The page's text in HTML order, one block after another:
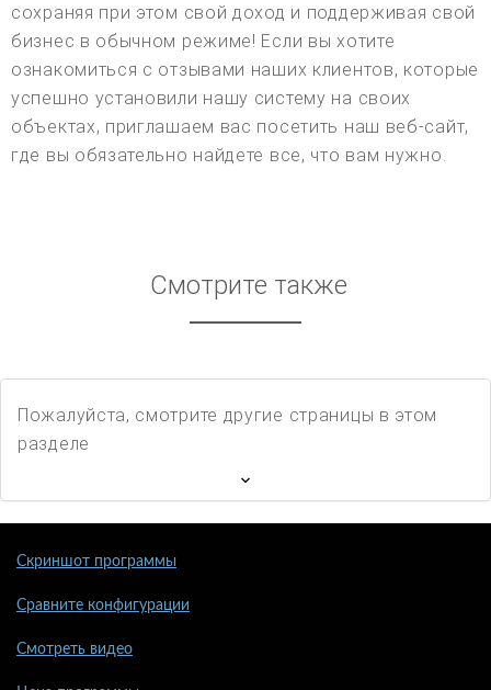
сохраняя при этом свой доход и поддерживая свой
бизнес в обычном режиме! Если вы хотите
ознакомиться с отзывами наших клиентов, которые
успешно установили нашу систему на своих
объектах, приглашаем вас посетить наш веб-сайт,
где вы обязательно найдете все, что вам нужно.
Смотрите также
Пожалуйста, смотрите другие страницы в этом
разделе
Скриншот программы
Сравните конфигурации
Смотреть видео